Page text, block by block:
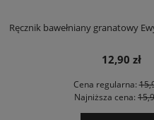
Ręcznik bawełniany granatowy
12,90 zł
Cena regularna:
Najniższa cena: